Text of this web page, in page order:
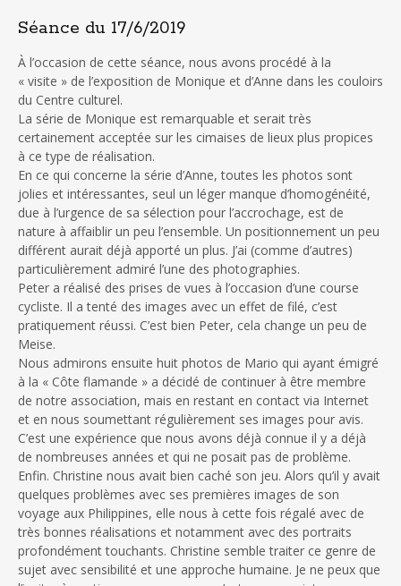
Séance du 17/6/2019
À l’occasion de cette séance, nous avons procédé à la
« visite » de l’exposition de Monique et d’Anne dans les couloirs
du Centre culturel.
La série de Monique est remarquable et serait très
certainement acceptée sur les cimaises de lieux plus propices
à ce type de réalisation.
En ce qui concerne la série d’Anne, toutes les photos sont
jolies et intéressantes, seul un léger manque d’homogénéité,
due à l’urgence de sa sélection pour l’accrochage, est de
nature à affaiblir un peu l’ensemble. Un positionnement un peu
différent aurait déjà apporté un plus. J’ai (comme d’autres)
particulièrement admiré l’une des photographies.
Peter a réalisé des prises de vues à l’occasion d’une course
cycliste. Il a tenté des images avec un effet de filé, c’est
pratiquement réussi. C’est bien Peter, cela change un peu de
Meise.
Nous admirons ensuite huit photos de Mario qui ayant émigré
à la « Côte flamande » a décidé de continuer à être membre
de notre association, mais en restant en contact via Internet
et en nous soumettant régulièrement ses images pour avis.
C’est une expérience que nous avons déjà connue il y a déjà
de nombreuses années et qui ne posait pas de problème.
Enfin. Christine nous avait bien caché son jeu. Alors qu’il y avait
quelques problèmes avec ses premières images de son
voyage aux Philippines, elle nous à cette fois régalé avec de
très bonnes réalisations et notamment avec des portraits
profondément touchants. Christine semble traiter ce genre de
sujet avec sensibilité et une approche humaine. Je ne peux que